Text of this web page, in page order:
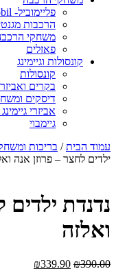
פליימוביל- playmobil
הרכבות
משחקי
פאזלים
קונסולות וגיימינג
קונסולות
בקרים
דיסקים
אביזרי גיימינג DRAGON
גיימבוי
הבית/בריכות
לחצר – פרוזן אנה
ילדים
₪
₪339.90